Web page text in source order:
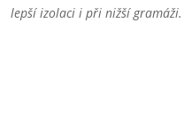
lepší izolaci i při nižší gramáži.